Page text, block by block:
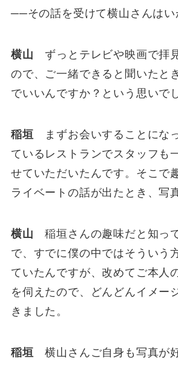
──その話を受けて横山さんはい
横山 ずっとテレビや映画で拝
ので、ご一緒できると聞いたと
でいいんですか？という思いで
稲垣 まずお会いすることにな
ているレストランでスタッフも
せていただいたんです。そこで
ライベートの話が出たとき、写
横山 稲垣さんの趣味だと知っ
で、すでに僕の中ではそういう
ていたんですが、改めてご本人
を伺えたので、どんどんイメー
きました。
稲垣 横山さんご自身も写真が